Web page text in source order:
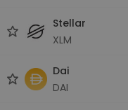
Stellar
XLM
Dai
DAI